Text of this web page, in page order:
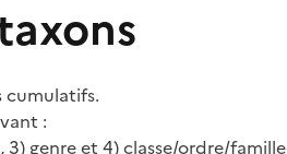
cumulatifs.
:
genre et 4) classe/ordre/famille